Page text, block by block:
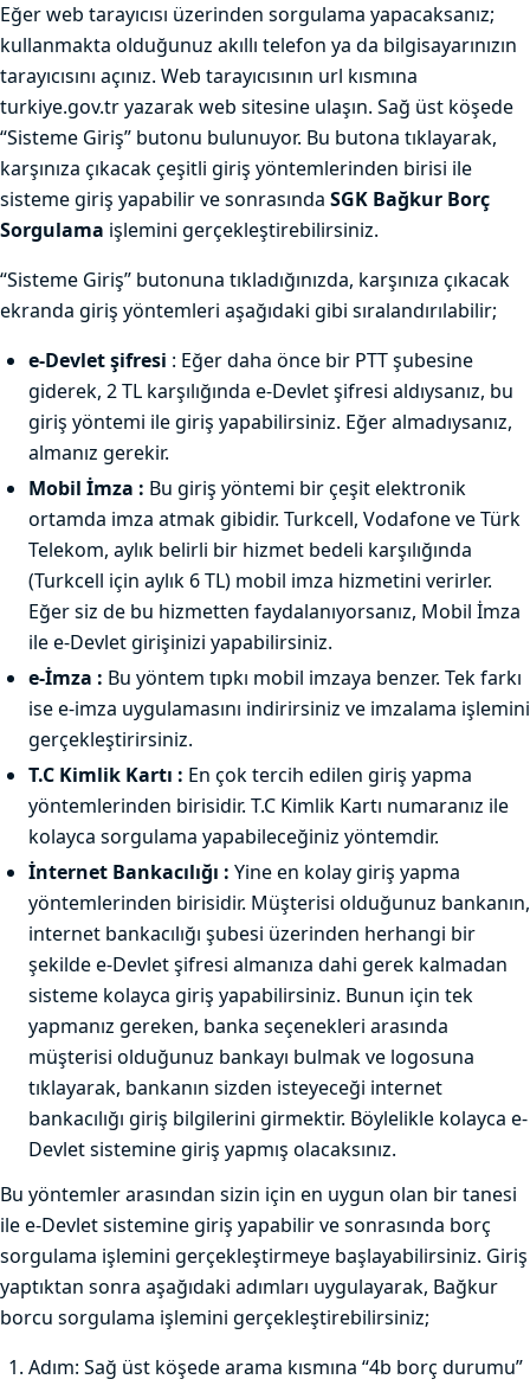
Eğer web tarayıcısı üzerinden sorgulama yapacaksanız;
kullanmakta olduğunuz akıllı telefon ya da bilgisayarınızın
tarayıcısını açınız. Web tarayıcısının url kısmına
turkiye.gov.tr yazarak web sitesine ulaşın. Sağ üst köşede
“Sisteme Giriş” butonu bulunuyor. Bu butona tıklayarak,
karşınıza çıkacak çeşitli giriş yöntemlerinden birisi ile
sisteme giriş yapabilir ve sonrasında SGK Bağkur Borç
Sorgulama işlemini gerçekleştirebilirsiniz.
“Sisteme Giriş” butonuna tıkladığınızda, karşınıza çıkacak
ekranda giriş yöntemleri aşağıdaki gibi sıralandırılabilir;
e-Devlet şifresi : Eğer daha önce bir PTT şubesine
giderek, 2 TL karşılığında e-Devlet şifresi aldıysanız, bu
giriş yöntemi ile giriş yapabilirsiniz. Eğer almadıysanız,
almanız gerekir.
Mobil İmza : Bu giriş yöntemi bir çeşit elektronik
ortamda imza atmak gibidir. Turkcell, Vodafone ve Türk
Telekom, aylık belirli bir hizmet bedeli karşılığında
(Turkcell için aylık 6 TL) mobil imza hizmetini verirler.
Eğer siz de bu hizmetten faydalanıyorsanız, Mobil İmza
ile e-Devlet girişinizi yapabilirsiniz.
e-İmza : Bu yöntem tıpkı mobil imzaya benzer. Tek farkı
ise e-imza uygulamasını indirirsiniz ve imzalama işlemini
gerçekleştirirsiniz.
T.C Kimlik Kartı : En çok tercih edilen giriş yapma
yöntemlerinden birisidir. T.C Kimlik Kartı numaranız ile
kolayca sorgulama yapabileceğiniz yöntemdir.
İnternet Bankacılığı : Yine en kolay giriş yapma
yöntemlerinden birisidir. Müşterisi olduğunuz bankanın,
internet bankacılığı şubesi üzerinden herhangi bir
şekilde e-Devlet şifresi almanıza dahi gerek kalmadan
sisteme kolayca giriş yapabilirsiniz. Bunun için tek
yapmanız gereken, banka seçenekleri arasında
müşterisi olduğunuz bankayı bulmak ve logosuna
tıklayarak, bankanın sizden isteyeceği internet
bankacılığı giriş bilgilerini girmektir. Böylelikle kolayca e-
Devlet sistemine giriş yapmış olacaksınız.
Bu yöntemler arasından sizin için en uygun olan bir tanesi
ile e-Devlet sistemine giriş yapabilir ve sonrasında borç
sorgulama işlemini gerçekleştirmeye başlayabilirsiniz. Giriş
yaptıktan sonra aşağıdaki adımları uygulayarak, Bağkur
borcu sorgulama işlemini gerçekleştirebilirsiniz;
Adım: Sağ üst köşede arama kısmına “4b borç durumu”